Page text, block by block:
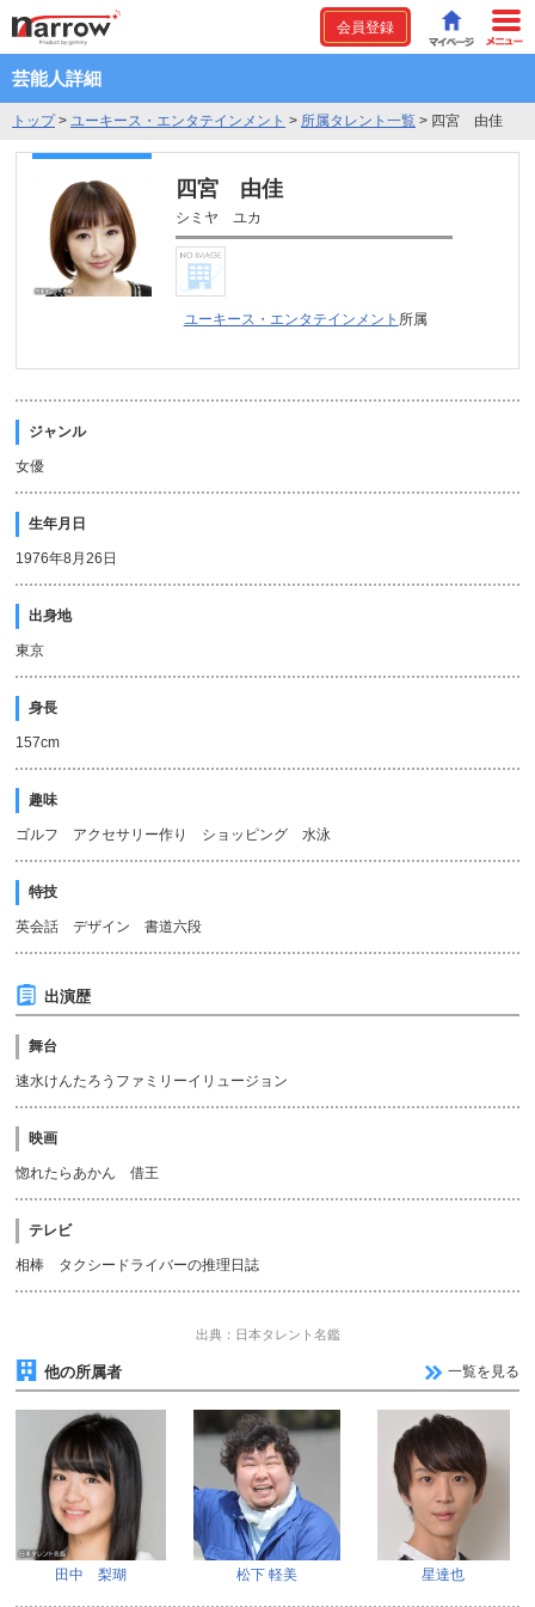
会員登録
芸能人詳細
トップ> ユーキース・エンタテインメント > 所属タレント一覧 > 四宮 由佳
四宮 由佳
シミヤ ユカ
ユーキース・エンタテインメント 所属
ジャンル
女優
生年月日
1976年8月26日
出身地
東京
身長
157cm
趣味
ゴルフ アクセサリー作り ショッピング 水泳
特技
英会話 デザイン 書道六段
出演歴
舞台
速水けんたろうファミリーイリュージョン
映画
惚れたらあかん 借王
テレビ
相棒 タクシードライバーの推理日誌
出典：日本タレント名鑑
他の所属者 一覧を見る
田中 梨瑚 松下 軽美 星達也